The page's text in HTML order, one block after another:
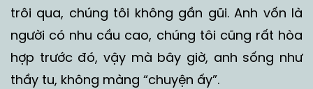
trôi qua, chúng tôi không gần gũi. Anh vốn là
người có nhu cầu cao, chúng tôi cũng rất hòa
hợp trước đó, vậy mà bây giờ, anh sống như
thầy tu, không màng “chuyện ấy”.